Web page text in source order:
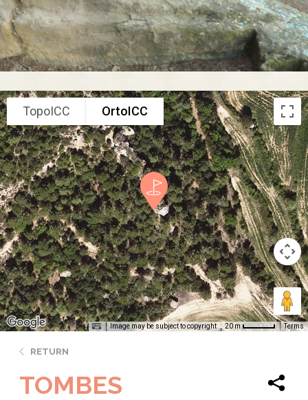
TopoICC OrtoICC
Image may be subject to copyright 20 m Terms
RETURN
TOMBES